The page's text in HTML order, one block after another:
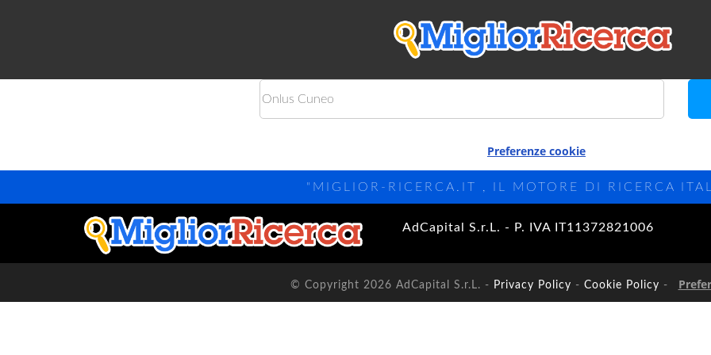
Preferenze cookie
"MIGLIOR-RICERCA.IT , IL MOTORE DI RICERCA
AdCapital S.r.L. - P. IVA IT11372821006
© Copyright 2026 AdCapital S.r.L. - Privacy Policy - Cookie Policy -